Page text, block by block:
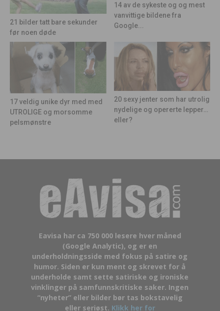
21 bilder tatt bare sekunder
før noen døde
14 av de sykeste og og mest
vanvittige bildene fra
Google...
17 veldig unike dyr med med
UTROLIGE og morsomme
pelsmønstre
20 sexy jenter som har utrolig
nydelige og opererte lepper…
eller?
Eavisa har ca 750 000 lesere hver måned
(Google Analytic), og er en
underholdningsside med fokus på satire og
humor. Siden er kun ment og skrevet for å
underholde samt sette satiriske og ironiske
vinklinger på samfunnskritiske saker. Ingen
“nyheter” eller bilder bør tas bokstavelig
eller seriøst. Klikk her for